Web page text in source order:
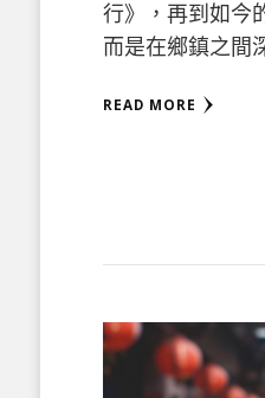
行》，再到如今
而是在鄉鎮之間
READ MORE